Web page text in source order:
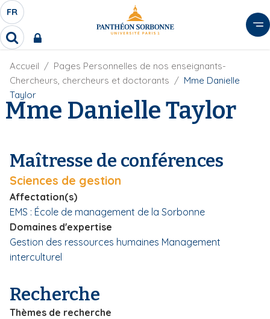
A
l
l
e
S
É
L
E
C
T
E
U
E
L
A
N
G
F
R
FR
R
c
h
e
r
c
r
F
i
d
'
A
a
n
e
Accueil
Pages Personnelles de nos enseignants-
Chercheurs, chercheurs et doctorants
Mme Danielle
Taylor
Mme Danielle Taylor
Maîtresse de conférences
Sciences de gestion
Affectation(s)
EMS : École de management de la Sorbonne
Domaines d'expertise
Gestion des ressources humaines Management
interculturel
Recherche
Thèmes de recherche